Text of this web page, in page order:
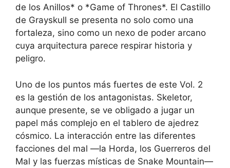
de los Anillos* o *Game of Thrones*. El Castillo
de Grayskull se presenta no solo como una
fortaleza, sino como un nexo de poder arcano
cuya arquitectura parece respirar historia y
peligro.
Uno de los puntos más fuertes de este Vol. 2
es la gestión de los antagonistas. Skeletor,
aunque presente, se ve obligado a jugar un
papel más complejo en el tablero de ajedrez
cósmico. La interacción entre las diferentes
facciones del mal —la Horda, los Guerreros del
Mal y las fuerzas místicas de Snake Mountain—